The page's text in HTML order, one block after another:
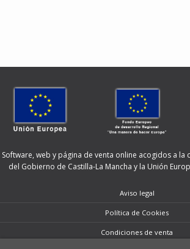
Software, web y página de venta online acogidos a
del Gobierno de Castilla-La Mancha y la Unión
Aviso legal
Política de Cookies
Condiciones de venta